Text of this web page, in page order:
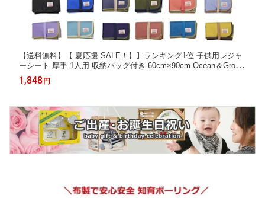
【送料無料】【 夏応援 SALE！】】ランキング1位 子供用レジャ
ーシート 厚手 1人用 収納バッグ付き 60cm×90cm Ocean＆Groun
d（オーシャンアンドグラウンド）GOODAY | 無地 ナイロン製 キ
ッズ ジュニア用 小学生 幼稚園 保育園 遠足 運動会 公園 ナイロン
1,848円